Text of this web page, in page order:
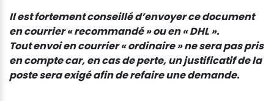
Il est fortement conseillé d’envoyer ce document
en courrier « recommandé » ou en « DHL ».
Tout envoi en courrier « ordinaire » ne sera pas pris
en compte car, en cas de perte, un justificatif de la
poste sera exigé afin de refaire une demande.